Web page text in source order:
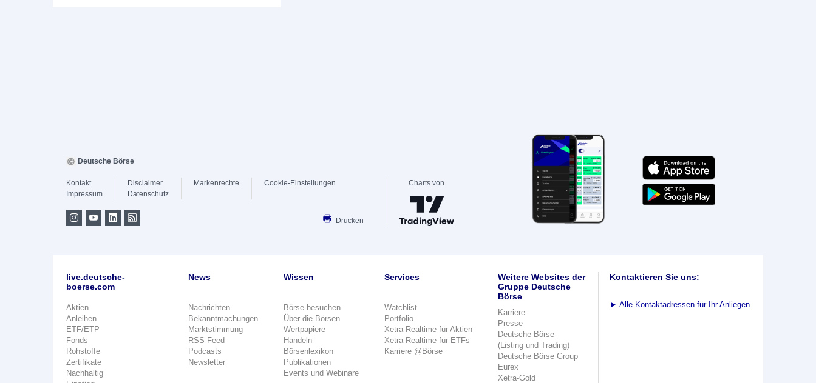
Deutsche Börse
Kontakt
Impressum
Disclaimer
Datenschutz
Markenrechte Cookie-Einstellungen
Drucken
Charts von
live.deutsche-
boerse.com
Aktien
Anleihen
ETF/ETP
Fonds
Rohstoffe
Zertifikate
Nachhaltig
News
Nachrichten
Bekanntmachungen
Marktstimmung
RSS-Feed
Podcasts
Newsletter
Wissen
Börse besuchen
Über die Börsen
Wertpapiere
Handeln
Börsenlexikon
Publikationen
Events und Webinare
Services
Watchlist
Portfolio
Xetra Realtime für Aktien
Xetra Realtime für ETFs
Karriere @Börse
Weitere Websites der
Gruppe Deutsche
Börse
Karriere
Presse
Deutsche Börse
(Listing und Trading)
Deutsche Börse Group
Eurex
Xetra-Gold
Kontaktieren Sie uns:
► Alle Kontaktadressen für Ihr Anliegen